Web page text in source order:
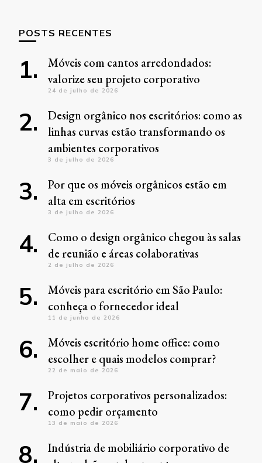
POSTS RECENTES
Móveis com cantos arredondados:
valorize seu projeto corporativo
24 de julho de 2026
Design orgânico nos escritórios: como as
linhas curvas estão transformando os
ambientes corporativos
3 de julho de 2026
Por que os móveis orgânicos estão em
alta em escritórios
3 de julho de 2026
Como o design orgânico chegou às salas
de reunião e áreas colaborativas
2 de julho de 2026
Móveis para escritório em São Paulo:
conheça o fornecedor ideal
11 de junho de 2026
Móveis escritório home office: como
escolher e quais modelos comprar?
22 de maio de 2026
Projetos corporativos personalizados:
como pedir orçamento
13 de maio de 2026
Indústria de mobiliário corporativo de